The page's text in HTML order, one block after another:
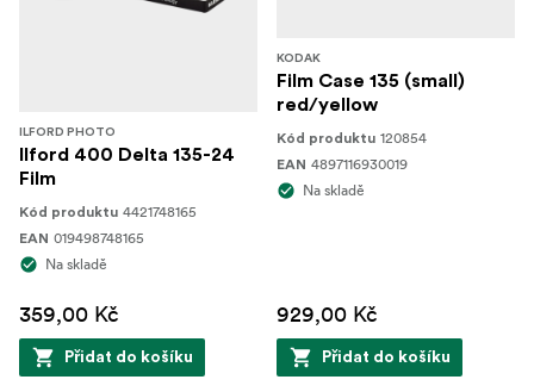
ILFORD PHOTO
Ilford 400 Delta 135-24
Film
Kód produktu 4421748165
EAN 019498748165
Na skladě
359,00 Kč
Přidat do košíku
KODAK
Film Case 135 (small)
red/yellow
Kód produktu 120854
EAN 4897116930019
Na skladě
929,00 Kč
Přidat do košíku